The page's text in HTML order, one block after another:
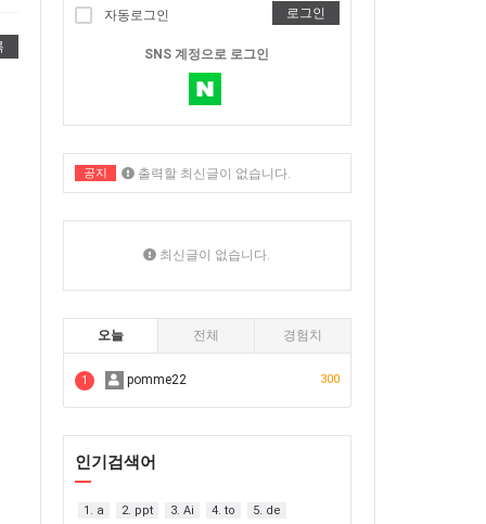
자동로그인 로그인
SNS 계정으로 로그인
공지 출력할 최신글이 없습니다.
최신글이 없습니다.
오늘 전체 경험치
1 pomme22 300
인기검색어
1. a 2. ppt 3. Ai 4. to
5. de